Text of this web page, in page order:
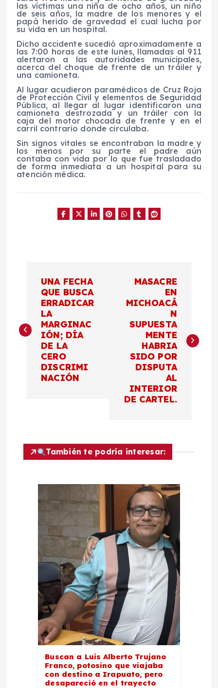
las víctimas una niña de ocho años, un niño
de seis años, la madre de los menores y el
papá herido de gravedad el cual lucha por
su vida en un hospital.
Dicho accidente sucedió aproximadamente a
las 7:00 horas de este lunes, llamadas al 911
alertaron a las autoridades municipales,
acerca del choque de frente de un tráiler y
una camioneta.
Al lugar acudieron paramédicos de Cruz Roja
de Protección Civil y elementos de Seguridad
Pública, al llegar al lugar identificaron una
camioneta destrozada y un tráiler con la
caja del motor chocada de frente y en el
carril contrario donde circulaba.
Sin signos vitales se encontraban la madre y
los menos por su parte el padre aún
contaba con vida por lo que fue trasladado
de forma inmediata a un hospital para su
atención médica.
v
e
ó
UNA FECHA
QUE BUSCA
ERRADICAR
LA
MARGINAC
IÓN; DÍA
DE LA
CERO
DISCRIMI
NACIÓN
MASACRE
EN
MICHOACÁ
N
SUPUESTA
MENTE
HABRIA
SIDO POR
DISPUTA
AL
INTERIOR
DE CARTEL.
También te podría interesar:
Buscan a Luis Alberto Trujano
Franco, potosino que viajaba
con destino a Irapuato, pero
desapareció en el trayecto